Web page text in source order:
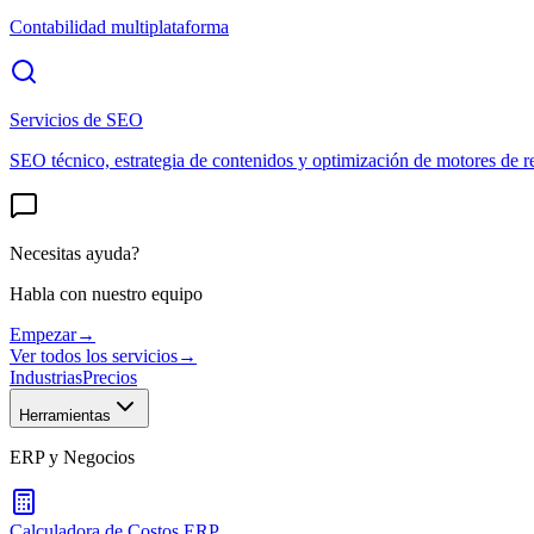
Contabilidad multiplataforma
Servicios de SEO
SEO técnico, estrategia de contenidos y optimización de motores de
Necesitas ayuda?
Habla con nuestro equipo
Empezar→
Ver todos los servicios→
IndustriasPrecios
Herramientas
ERP y Negocios